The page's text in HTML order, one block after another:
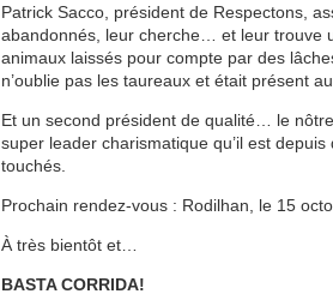
Patrick Sacco, président de Respectons,
abandonnés, leur cherche… et leur trouve
animaux laissés pour compte par des
n’oublie pas les taureaux et était présent
Et un second président de qualité… le
super leader charismatique qu’il est
touchés.
Prochain rendez-vous : Rodilhan, le 15
À très bientôt et…
BASTA CORRIDA!